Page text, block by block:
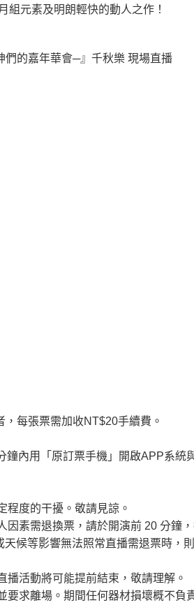
組元素及明朗輕快的動人之作！
們的嘉年華會─』千秋樂 現場直播
每張票需加收NT$20手續費。
內用「原訂票手機」開啟APP系統
程度的干擾。敬請見諒。
素需退換票，請於開演前 20 分鐘
候等影響無法照常直播需退票時
活動將可能提前結束，敬請理解。
求離場。期間任何器材損壞概不